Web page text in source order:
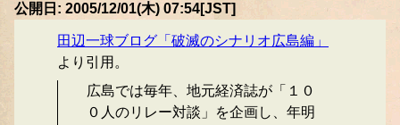
公開日: 2005/12/01(木) 07:54[JST]
田辺一球ブログ「破滅のシナリオ広島編」
より引用。
広島では毎年、地元経済誌が「１０
０人のリレー対談」を企画し、年明